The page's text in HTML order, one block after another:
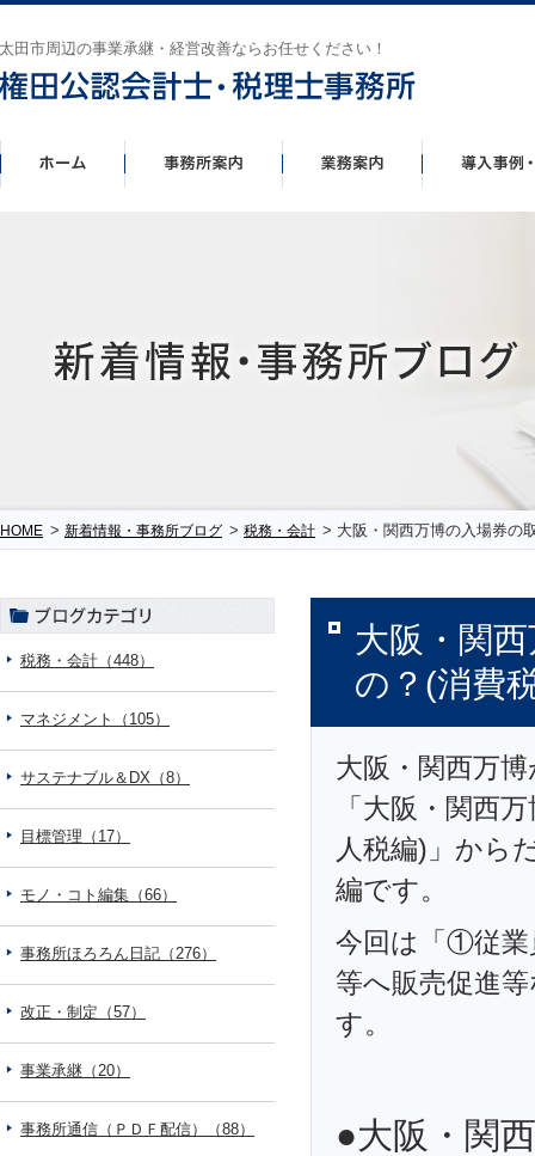
太田市周辺の事業承継・経営改善ならお任せください！
HOME > 新着情報・事務所ブログ > 税務・会計 > 大阪・関西万博の入場券の
大阪・関
の？(消費
大阪・関西万
「大阪・関西
人税編)」から
編です。
今回は「①従業
等へ販売促進
す。
●大阪・関
税務・会計（448）
マネジメント（105）
サステナブル＆DX（8）
目標管理（17）
モノ・コト編集（66）
事務所ほろろん日記（276）
改正・制定（57）
事業承継（20）
事務所通信（ＰＤＦ配信）（88）